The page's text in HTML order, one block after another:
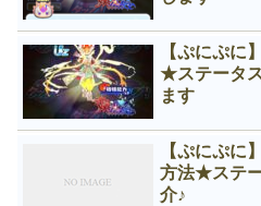
【ぷにぷに
★ステータ
ます
【ぷにぷに
方法★ステ
介♪